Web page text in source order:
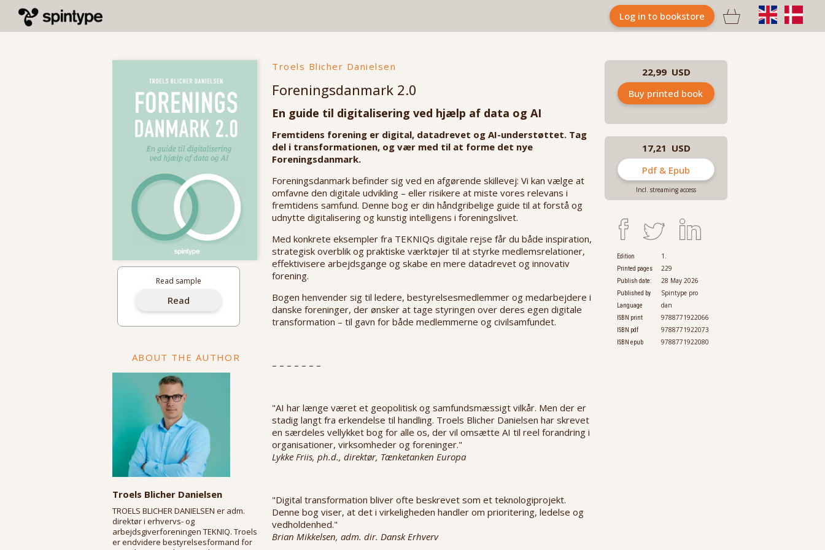

Log in to bookstore
Read sample
Read
ABOUT THE AUTHOR
Troels Blicher Danielsen
TROELS BLICHER DANIELSEN er adm.
direktør i erhvervs- og
arbejdsgiverforeningen TEKNIQ. Troels
er endvidere bestyrelsesformand for
Troels Blicher Danielsen
Foreningsdanmark 2.0
En guide til digitalisering ved hjælp af data og AI
Fremtidens forening er digital, datadrevet og AI-understøttet. Tag
del i transformationen, og vær med til at forme det nye
Foreningsdanmark.
Foreningsdanmark befinder sig ved en afgørende skillevej: Vi kan vælge at
omfavne den digitale udvikling – eller risikere at miste vores relevans i
fremtidens samfund. Denne bog er din håndgribelige guide til at forstå og
udnytte digitalisering og kunstig intelligens i foreningslivet.
Med konkrete eksempler fra TEKNIQs digitale rejse får du både inspiration,
strategisk overblik og praktiske værktøjer til at styrke medlemsrelationer,
effektivisere arbejdsgange og skabe en mere datadrevet og innovativ
forening.
Bogen henvender sig til ledere, bestyrelsesmedlemmer og medarbejdere i
danske foreninger, der ønsker at tage styringen over deres egen digitale
transformation – til gavn for både medlemmerne og civilsamfundet.
– – – – – – –
"AI har længe været et geopolitisk og samfundsmæssigt vilkår. Men der er
stadig langt fra erkendelse til handling. Troels Blicher Danielsen har skrevet
en særdeles vellykket bog for alle os, der vil omsætte AI til reel forandring i
organisationer, virksomheder og foreninger."
Lykke Friis, ph.d., direktør, Tænketanken Europa
"Digital transformation bliver ofte beskrevet som et teknologiprojekt.
Denne bog viser, at det i virkeligheden handler om prioritering, ledelse og
vedholdenhed."
Brian Mikkelsen, adm. dir. Dansk Erhverv
22,99 USD
Buy printed book
17,21 USD
Pdf & Epub
Incl. streaming access
Edition 1.
Printed pages 229
Publish date: 28 May 2026
Published by Spintype pro
Language dan
ISBN print 9788771922066
ISBN pdf 9788771922073
ISBN epub 9788771922080